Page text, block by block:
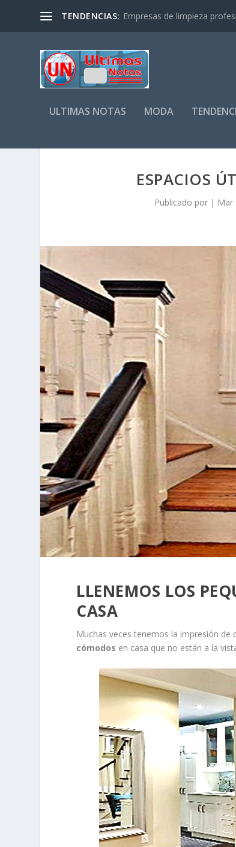
TENDENCIAS: Empresas de limpieza
ULTIMAS NOTAS MODA
ESPACIOS
Publicado por | Mar
LLENEMOS LOS
CASA
Muchas veces tenemos la impresión de
cómodos en casa que no están a la